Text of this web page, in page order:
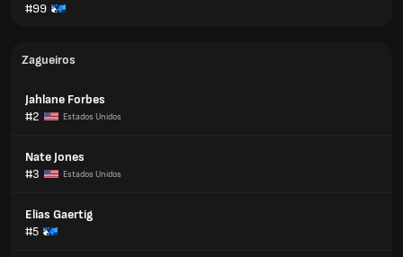
#99
Zagueiros
Jahlane Forbes
#2
Estados Unidos
Nate Jones
#3
Estados Unidos
Elias Gaertig
#5